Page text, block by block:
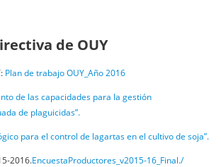
de OUY
Plan de trabajo OUY_Año 2016
de las capacidades para la gestión
de plaguicidas”.
para el control de lagartas en el cultivo de soja”.
2016.EncuestaProductores_v2015-16_Final./